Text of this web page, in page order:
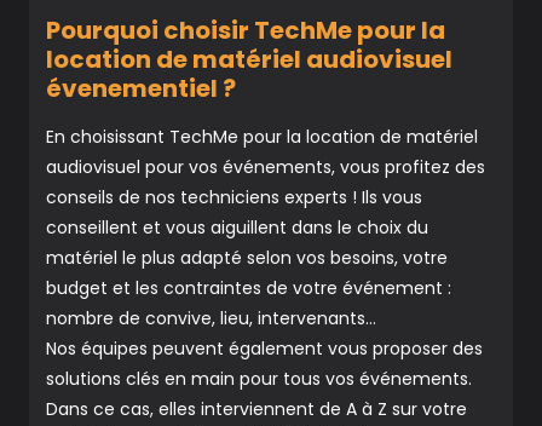
Pourquoi choisir TechMe pour la
location de matériel audiovisuel
évenementiel ?
En choisissant TechMe pour la location de matériel
audiovisuel pour vos événements, vous profitez des
conseils de nos techniciens experts ! Ils vous
conseillent et vous aiguillent dans le choix du
matériel le plus adapté selon vos besoins, votre
budget et les contraintes de votre événement :
nombre de convive, lieu, intervenants…
Nos équipes peuvent également vous proposer des
solutions clés en main pour tous vos événements.
Dans ce cas, elles interviennent de A à Z sur votre